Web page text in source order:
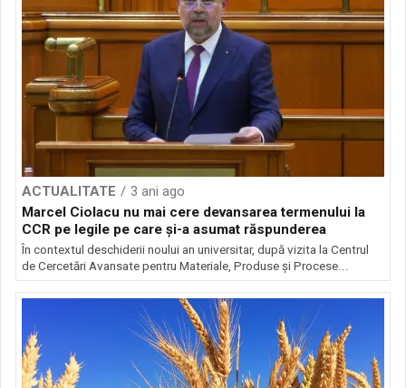
ACTUALITATE
3 ani ago
Marcel Ciolacu nu mai cere devansarea termenului la
CCR pe legile pe care și-a asumat răspunderea
În contextul deschiderii noului an universitar, după vizita la Centrul
de Cercetări Avansate pentru Materiale, Produse și Procese...